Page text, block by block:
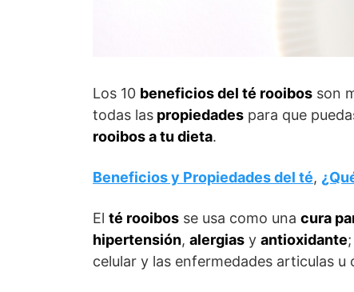
Los 10 beneficios del té rooibos son
todas las propiedades para que
rooibos a tu dieta.
Beneficios y Propiedades del té,
El té rooibos se usa como una cura
hipertensión, alergias y antioxidante
celular y las enfermedades articulas u